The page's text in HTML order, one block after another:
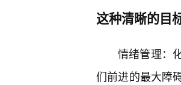
这种清晰的目
情绪管理：
们前进的最大障